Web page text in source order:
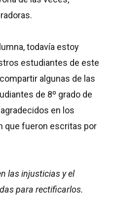
todavía estoy
estudiantes de este
algunas de las
de 8º grado de
en los
que fueron escritas por
las injusticias y el
para rectificarlos.